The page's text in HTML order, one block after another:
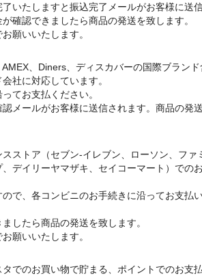
いたしますと振込完了メールがお客様に送
確認できましたら商品の発送を致します。
願いいたします。
、Diners、ディスカバーの国際ブランド
社に対応しています。
てお支払ください。
メールがお客様に送信されます。商品の発
ストア（セブン-イレブン、ローソン、ファ
デイリーヤマザキ、セイコーマート）での
で、各コンビニのお手続きに沿ってお支払
したら商品の発送を致します。
願いいたします。
でのお買い物で貯まる、ポイントでのお支